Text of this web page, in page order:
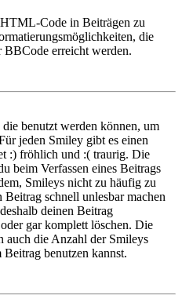
Code in Beiträgen zu
die
erreicht werden.
benutzt werden können, um
jeden Smiley gibt es einen
:) fröhlich und :( traurig. Die
beim Verfassen eines Beitrags
Smileys nicht zu häufig zu
Beitrag schnell unlesbar machen
deinen Beitrag
gar komplett löschen. Die
die Anzahl der Smileys
benutzen kannst.